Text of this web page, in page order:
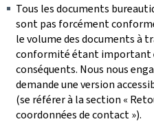
Tous les documents
sont pas forcément
le volume des documents à
conformité étant important
conséquents. Nous nous
demande une version
(se référer à la section «
coordonnées de contact »).